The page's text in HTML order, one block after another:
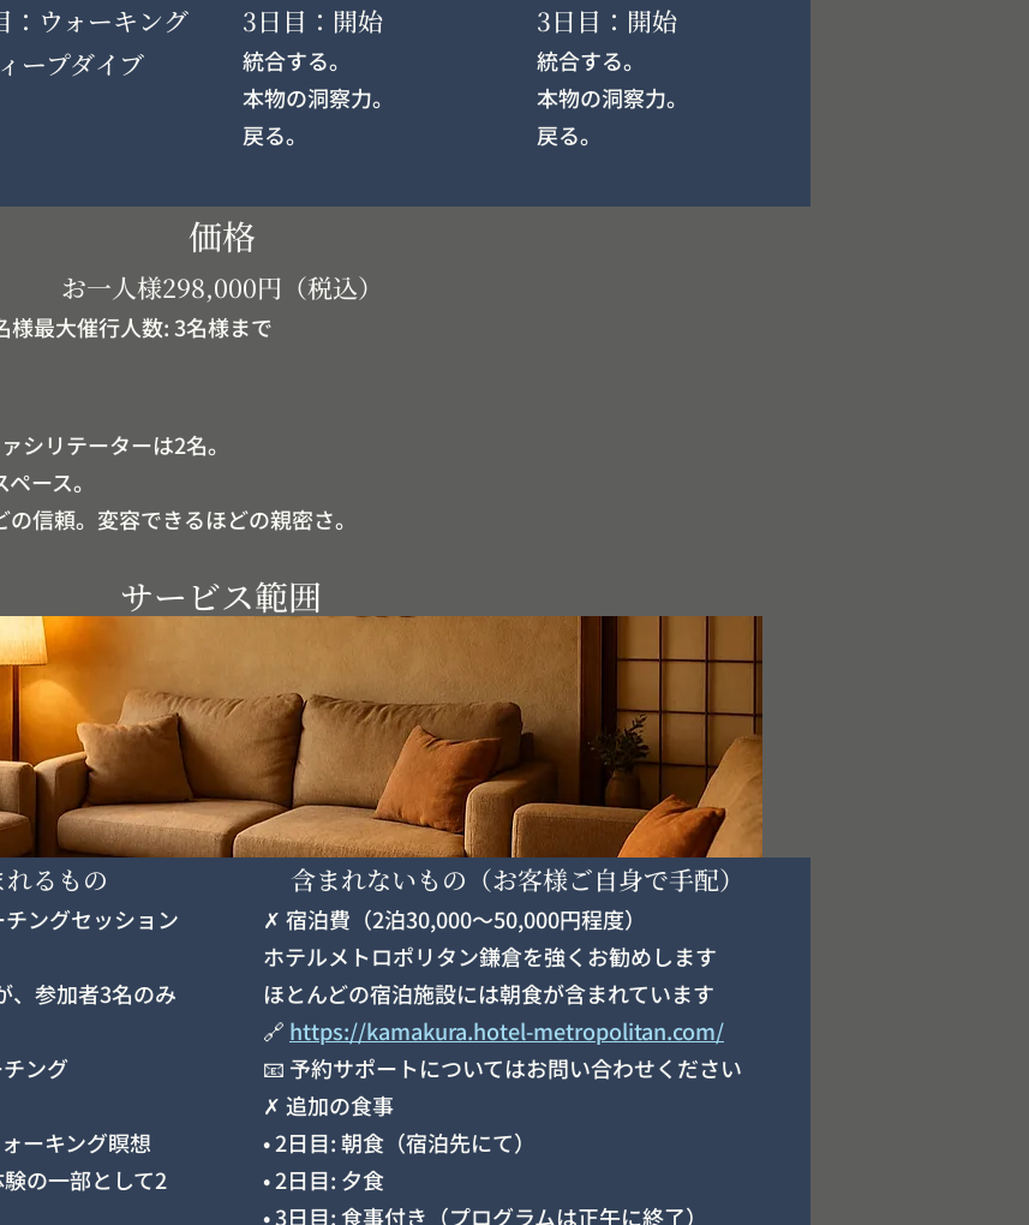
：ウォーキング
ープダイブ
3日目：開始
統合する。
本物の洞察力。
戻る。
3日目：開始
統合する。
本物の洞察力。
戻る。
価格
お一人様298,000円（税込）
様最大催行人数: 3名様まで
シリテーターは2名。
ース。
信頼。変容できるほどの親密さ。
サービス範囲
るもの
ングセッション
、参加者3名のみ
ング
ーキング瞑想
の一部として2
含まれないもの（お客様ご自身で手配）
✗ 宿泊費（2泊30,000～50,000円程度）
ホテルメトロポリタン鎌倉を強くお勧めします
ほとんどの宿泊施設には朝食が含まれています
🔗 https://kamakura.hotel-metropolitan.com/
📧 予約サポートについてはお問い合わせください
✗ 追加の食事
• 2日目: 朝食（宿泊先にて）
• 2日目: 夕食
• 3日目: 食事付き（プログラムは正午に終了）